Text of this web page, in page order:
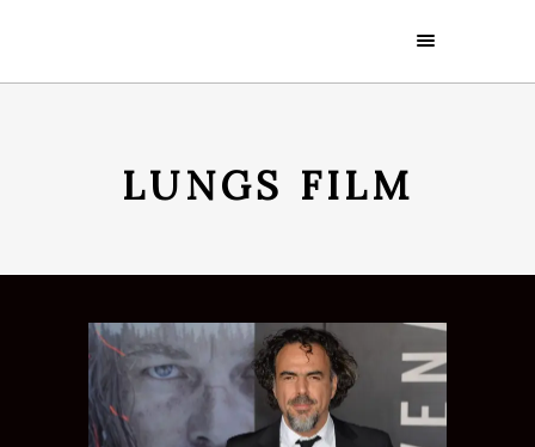
LUNGS FILM